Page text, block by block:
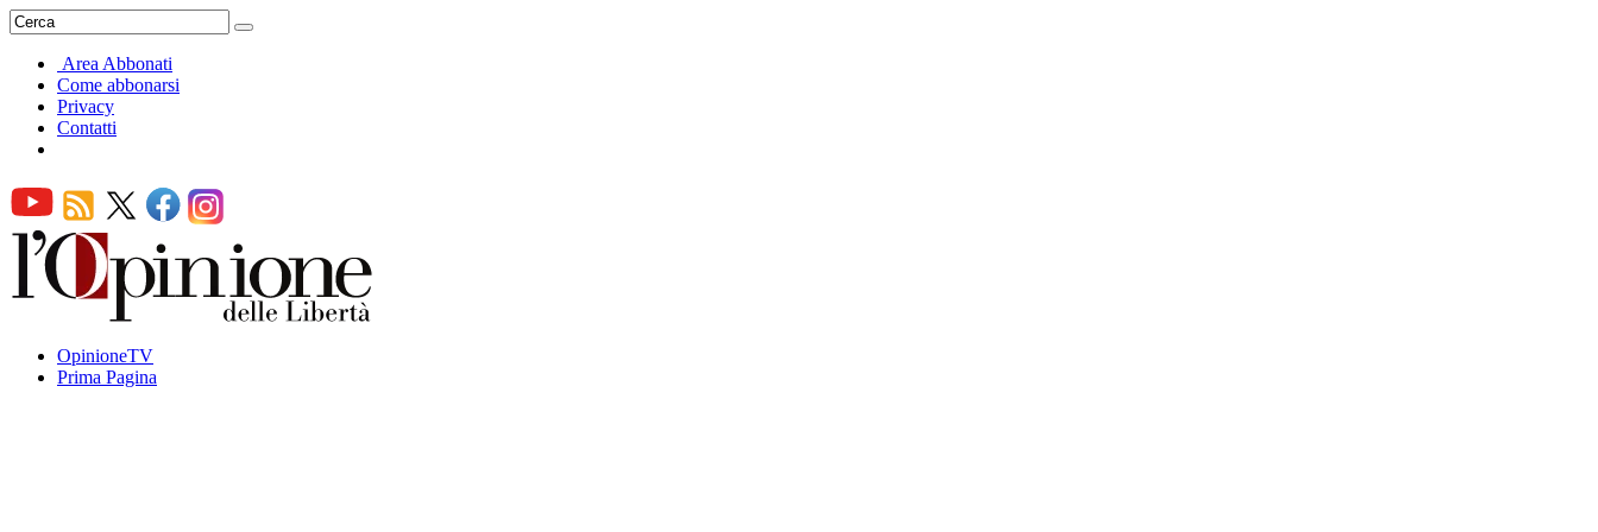
Area Abbonati
Come abbonarsi
Privacy
Contatti
OpinioneTV
Prima Pagina